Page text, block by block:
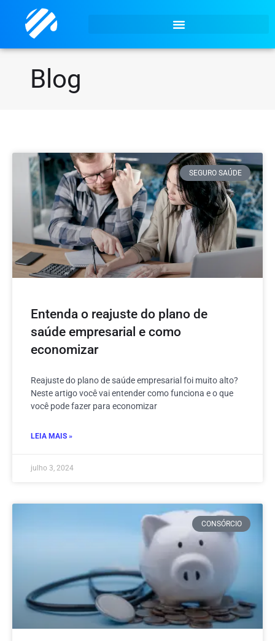
Blog
SEGURO SAÚDE
Entenda o reajuste do plano de
saúde empresarial e como
economizar
Reajuste do plano de saúde empresarial foi muito alto?
Neste artigo você vai entender como funciona e o que
você pode fazer para economizar
LEIA MAIS »
julho 3, 2024
CONSÓRCIO